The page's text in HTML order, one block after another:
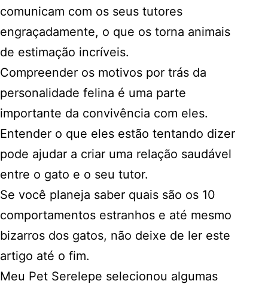
comunicam com os seus tutores
engraçadamente, o que os torna animais
de estimação incríveis.
Compreender os motivos por trás da
personalidade felina é uma parte
importante da convivência com eles.
Entender o que eles estão tentando dizer
pode ajudar a criar uma relação saudável
entre o gato e o seu tutor.
Se você planeja saber quais são os 10
comportamentos estranhos e até mesmo
bizarros dos gatos, não deixe de ler este
artigo até o fim.
Meu Pet Serelepe selecionou algumas